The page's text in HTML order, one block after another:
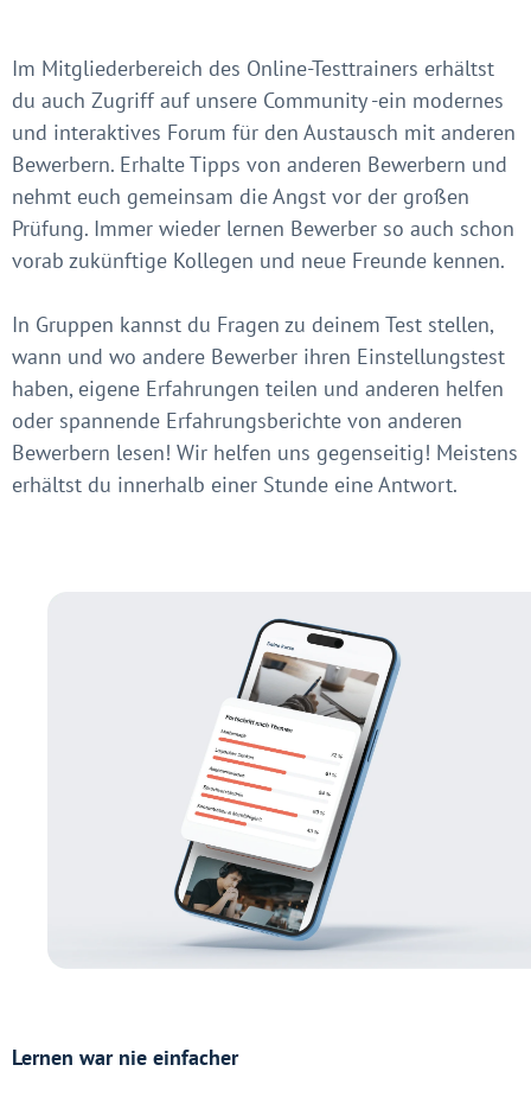
Im Mitgliederbereich des Online-Testtrainers erhältst
du auch Zugriff auf unsere Community -ein modernes
und interaktives Forum für den Austausch mit anderen
Bewerbern. Erhalte Tipps von anderen Bewerbern und
nehmt euch gemeinsam die Angst vor der großen
Prüfung. Immer wieder lernen Bewerber so auch schon
vorab zukünftige Kollegen und neue Freunde kennen.
In Gruppen kannst du Fragen zu deinem Test stellen,
wann und wo andere Bewerber ihren Einstellungstest
haben, eigene Erfahrungen teilen und anderen helfen
oder spannende Erfahrungsberichte von anderen
Bewerbern lesen! Wir helfen uns gegenseitig! Meistens
erhältst du innerhalb einer Stunde eine Antwort.
Lernen war nie einfacher